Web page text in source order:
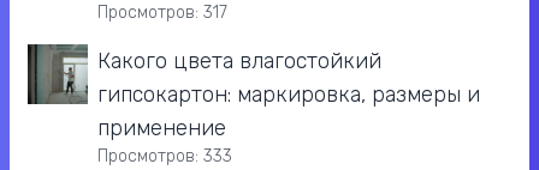
Просмотров: 317
Какого цвета влагостойкий
гипсокартон: маркировка, размеры и
применение
Просмотров: 333